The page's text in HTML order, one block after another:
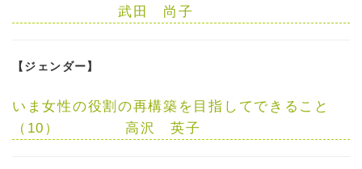
武田 尚子
【ジェンダー】
いま女性の役割の再構築を目指してできること
（10）
高沢 英子